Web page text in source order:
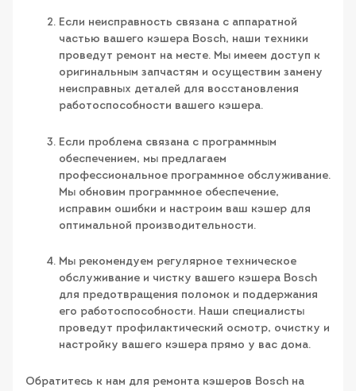
Если неисправность связана с аппаратной
частью вашего кэшера Bosch, наши техники
проведут ремонт на месте. Мы имеем доступ к
оригинальным запчастям и осуществим замену
неисправных деталей для восстановления
работоспособности вашего кэшера.
Если проблема связана с программным
обеспечением, мы предлагаем
профессиональное программное обслуживание.
Мы обновим программное обеспечение,
исправим ошибки и настроим ваш кэшер для
оптимальной производительности.
Мы рекомендуем регулярное техническое
обслуживание и чистку вашего кэшера Bosch
для предотвращения поломок и поддержания
его работоспособности. Наши специалисты
проведут профилактический осмотр, очистку и
настройку вашего кэшера прямо у вас дома.
Обратитесь к нам для ремонта кэшеров Bosch на